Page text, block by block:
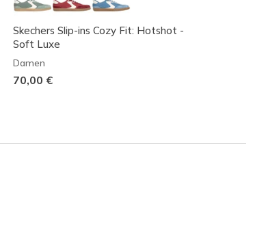
Skechers Slip-ins Cozy Fit: Hotshot -
Soft Luxe
Damen
70,00 €